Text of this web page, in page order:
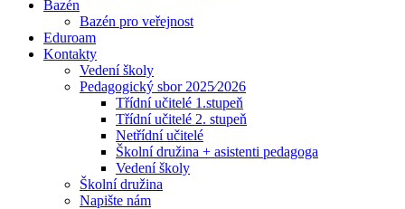
Bazén
Bazén pro veřejnost
Eduroam
Kontakty
Vedení školy
Pedagogický sbor 2025⁄2026
Třídní učitelé 1.stupeň
Třídní učitelé 2. stupeň
Netřídní učitelé
Školní družina + asistenti pedagoga
Vedení školy
Školní družina
Napište nám